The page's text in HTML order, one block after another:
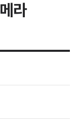
라